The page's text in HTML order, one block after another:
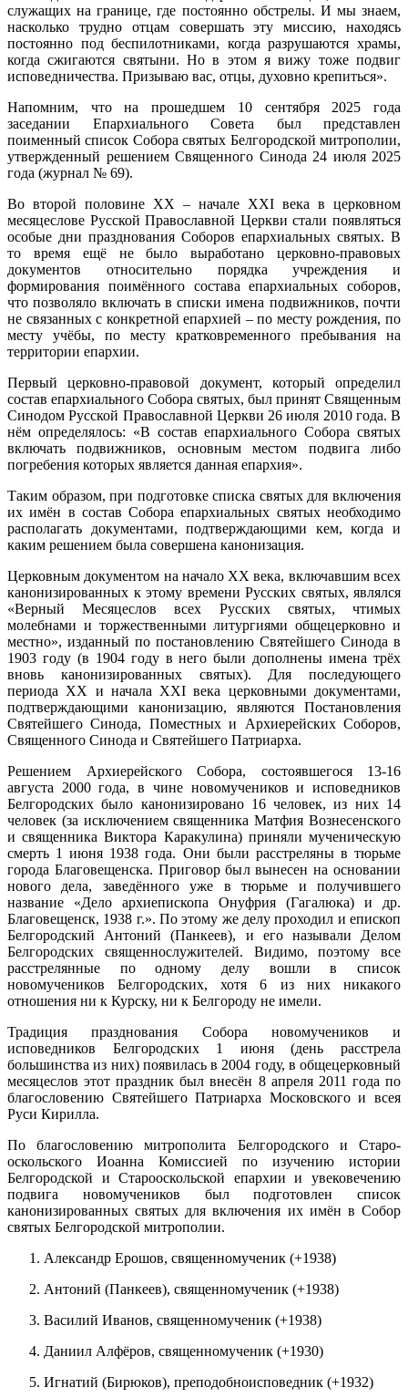
служащих на границе, где постоянно обстрелы. И мы знаем,
насколько трудно отцам совершать эту миссию, находясь
постоянно под беспилотниками, когда разрушаются храмы,
когда сжигаются святыни. Но в этом я вижу тоже подвиг
исповедничества. Призываю вас, отцы, духовно крепиться».
Напомним, что на прошедшем 10 сентября 2025 года
заседании Епархиального Совета был представлен
поименный список Собора святых Белгородской митрополии,
утвержденный решением Священного Синода 24 июля 2025
года (журнал № 69).
Во второй половине ХХ – начале ХХI века в церковном
месяцеслове Русской Православной Церкви стали появляться
особые дни празднования Соборов епархиальных святых. В
то время ещё не было выработано церковно-правовых
документов относительно порядка учреждения и
формирования поимённого состава епархиальных соборов,
что позволяло включать в списки имена подвижников, почти
не связанных с конкретной епархией – по месту рождения, по
месту учёбы, по месту кратковременного пребывания на
территории епархии.
Первый церковно-правовой документ, который определил
состав епархиального Собора святых, был принят Священным
Синодом Русской Православной Церкви 26 июля 2010 года. В
нём определялось: «В состав епархиального Собора святых
включать подвижников, основным местом подвига либо
погребения которых является данная епархия».
Таким образом, при подготовке списка святых для включения
их имён в состав Собора епархиальных святых необходимо
располагать документами, подтверждающими кем, когда и
каким решением была совершена канонизация.
Церковным документом на начало ХХ века, включавшим всех
канонизированных к этому времени Русских святых, являлся
«Верный Месяцеслов всех Русских святых, чтимых
молебнами и торжественными литургиями общецерковно и
местно», изданный по постановлению Святейшего Синода в
1903 году (в 1904 году в него были дополнены имена трёх
вновь канонизированных святых). Для последующего
периода ХХ и начала ХХI века церковными документами,
подтверждающими канонизацию, являются Постановления
Святейшего Синода, Поместных и Архиерейских Соборов,
Священного Синода и Святейшего Патриарха.
Решением Архиерейского Собора, состоявшегося 13-16
августа 2000 года, в чине новомучеников и исповедников
Белгородских было канонизировано 16 человек, из них 14
человек (за исключением священника Матфия Вознесенского
и священника Виктора Каракулина) приняли мученическую
смерть 1 июня 1938 года. Они были расстреляны в тюрьме
города Благовещенска. Приговор был вынесен на основании
нового дела, заведённого уже в тюрьме и получившего
название «Дело архиепископа Онуфрия (Гагалюка) и др.
Благовещенск, 1938 г.». По этому же делу проходил и епископ
Белгородский Антоний (Панкеев), и его называли Делом
Белгородских священнослужителей. Видимо, поэтому все
расстрелянные по одному делу вошли в список
новомучеников Белгородских, хотя 6 из них никакого
отношения ни к Курску, ни к Белгороду не имели.
Традиция празднования Собора новомучеников и
исповедников Белгородских 1 июня (день расстрела
большинства из них) появилась в 2004 году, в общецерковный
месяцеслов этот праздник был внесён 8 апреля 2011 года по
благословению Святейшего Патриарха Московского и всея
Руси Кирилла.
По благословению митрополита Белгородского и Старо­
оскольского Иоанна Комиссией по изучению истории
Белгородской и Старооскольской епархии и увековечению
подвига новомучеников был подготовлен список
канонизированных святых для включения их имён в Собор
святых Белгородской митрополии.
Александр Ерошов, священномученик (+1938)
Антоний (Панкеев), священномученик (+1938)
Василий Иванов, священномученик (+1938)
Даниил Алфёров, священномученик (+1930)
Игнатий (Бирюков), преподобноисповедник (+1932)